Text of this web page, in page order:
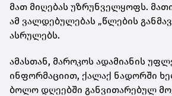
მათ მიღებას უზრუნველყოფს.
ამ ვალდებულებას „წლების
ასრულებს.
ამასთან, მაროკოს ადამიანის
ინფორმაციით, ქალაქ ნადორში
ბოლო დღეებში განვითარებულ